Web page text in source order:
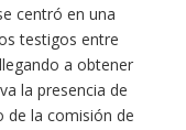
centró en una
testigos entre
a obtener
la presencia de
de la comisión de